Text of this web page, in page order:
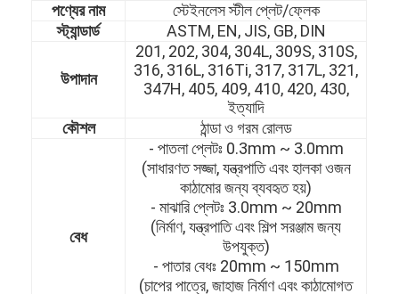
পণ্যের নাম
স্টেইনলেস স্টীল প্লেট/ফ্লেক
স্ট্যান্ডার্ড
ASTM, EN, JIS, GB, DIN
উপাদান
201, 202, 304, 304L, 309S, 310S,
316, 316L, 316Ti, 317, 317L, 321,
347H, 405, 409, 410, 420, 430,
ইত্যাদি
কৌশল
ঠান্ডা ও গরম রোলড
বেধ
- পাতলা প্লেটঃ 0.3mm ~ 3.0mm
(সাধারণত সজ্জা, যন্ত্রপাতি এবং হালকা ওজন
কাঠামোর জন্য ব্যবহৃত হয়)
- মাঝারি প্লেটঃ 3.0mm ~ 20mm
(নির্মাণ, যন্ত্রপাতি এবং শিল্প সরঞ্জাম জন্য
উপযুক্ত)
- পাতার বেধঃ 20mm ~ 150mm
(চাপের পাত্রে, জাহাজ নির্মাণ এবং কাঠামোগত